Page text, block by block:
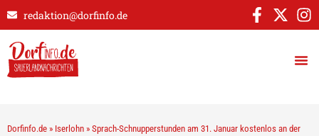
redaktion@dorfinfo.de
Dorfinfo.de » Iserlohn » Sprach-Schnupperstunden am 31. Januar kostenlos an der